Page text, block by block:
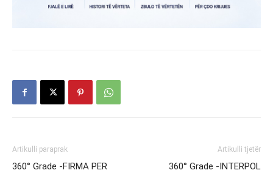
Artikulli paraprak
360° Grade -FIRMA PER
Artikulli tjetër
360° Grade -INTERPOL